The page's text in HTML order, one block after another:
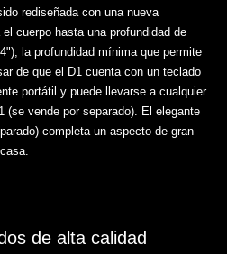
rediseñada con una nueva
cuerpo hasta una profundidad de
la profundidad mínima que permite
de que el D1 cuenta con un teclado
portátil y puede llevarse a cualquier
(se vende por separado). El elegante
completa un aspecto de gran
de alta calidad